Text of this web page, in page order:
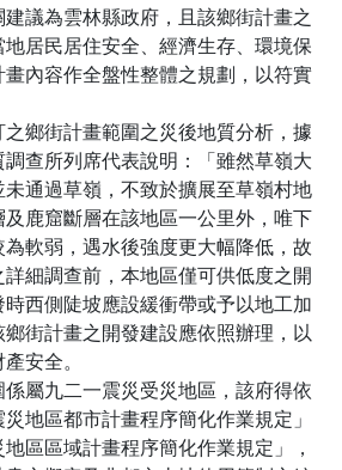
議為雲林縣政府，且該鄉街計畫之
地居民居住安全、經濟生存、環境保
內容作全盤性整體之規劃，以符實
之鄉街計畫範圍之災後地質分析，據
查所列席代表說明：「雖然草嶺大
未通過草嶺，不致於擴展至草嶺村地
及鹿窟斷層在該地區一公里外，唯下
軟弱，遇水後強度更大幅降低，故
細調查前，本地區僅可供低度之開
西側陡坡應設緩衝帶或予以地工加
街計畫之開發建設應依照辦理，以
安全。
係屬九二一震災受災地區，該府得依
地區都市計畫程序簡化作業規定」
區區域計畫程序簡化作業規定」，